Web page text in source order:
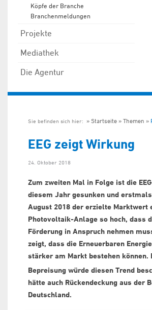
Köpfe der Branche
Branchenmeldungen
Projekte
Mediathek
Die Agentur
Sie befinden sich hier: Startseite Themen
EEG zeigt Wirkung
24. Oktober 2018
Zum zweiten Mal in Folge ist die
diesem Jahr gesunken und
August 2018 der erzielte Marktwert
Photovoltaik-Anlage so hoch, dass
Förderung in Anspruch nehmen
zeigt, dass die Erneuerbaren
stärker am Markt bestehen können.
Bepreisung würde diesen Trend
hätte auch Rückendeckung aus der
Deutschland.